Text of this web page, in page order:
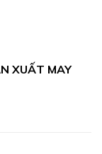
XUẤT MAY